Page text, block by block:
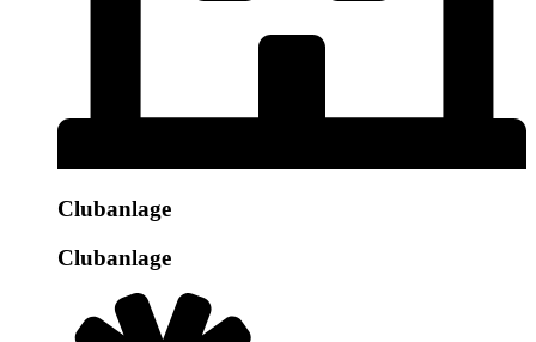
Clubanlage
Clubanlage